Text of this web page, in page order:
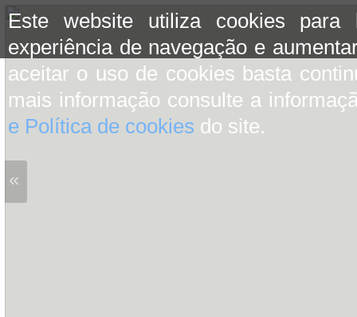
Este website utiliza cookies para
experiência de navegação e
aceitar o uso de cookies basta
mais informação consulte a
e Política de cookies do site.
«